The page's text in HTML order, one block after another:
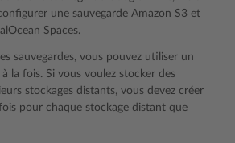
une sauvegarde Amazon S3 et
Spaces.
sauvegardes, vous pouvez utiliser un
la fois. Si vous voulez stocker des
stockages distants, vous devez créer
pour chaque stockage distant que